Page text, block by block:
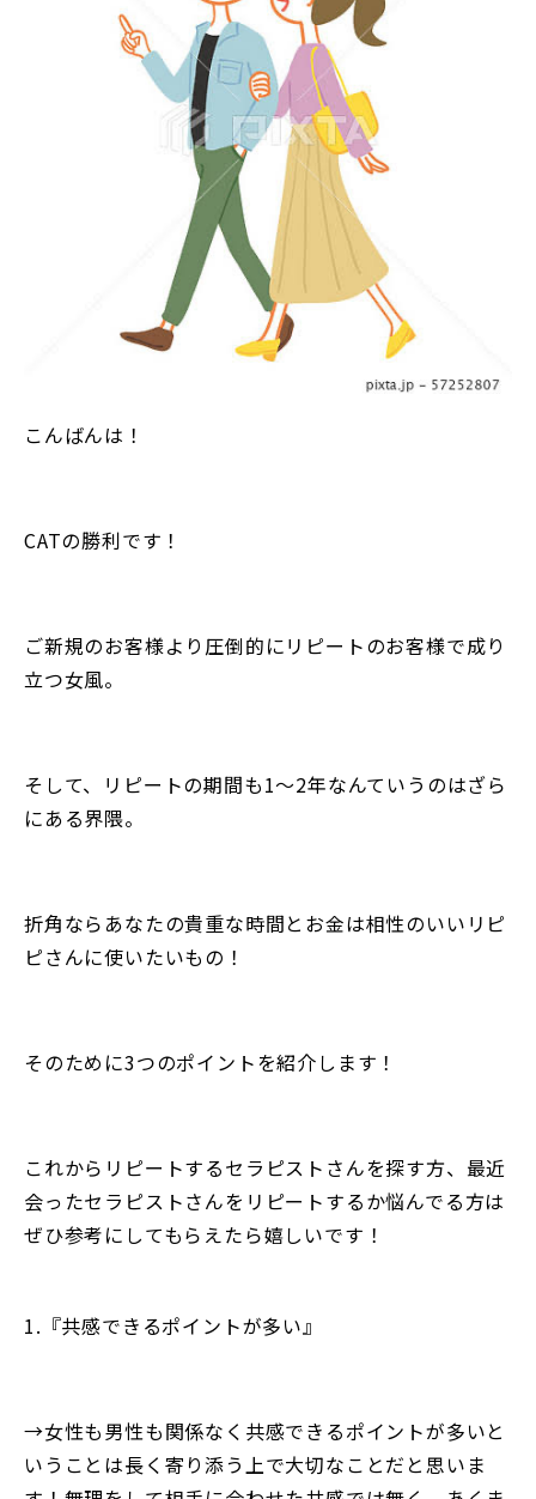
こんばんは！
CATの勝利です！
ご新規のお客様より圧倒的にリピートのお客様で成り
立つ女風。
そして、リピートの期間も1〜2年なんていうのはざら
にある界隈。
折角ならあなたの貴重な時間とお金は相性のいいリピ
ピさんに使いたいもの！
そのために3つのポイントを紹介します！
これからリピートするセラピストさんを探す方、最近
会ったセラピストさんをリピートするか悩んでる方は
ぜひ参考にしてもらえたら嬉しいです！
1.『共感できるポイントが多い』
→女性も男性も関係なく共感できるポイントが多いと
いうことは長く寄り添う上で大切なことだと思いま